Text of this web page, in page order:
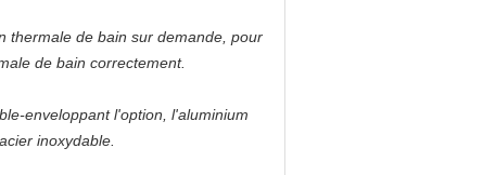
thermale de bain sur demande, pour
de bain correctement.
enveloppant l'option, l'aluminium
inoxydable.